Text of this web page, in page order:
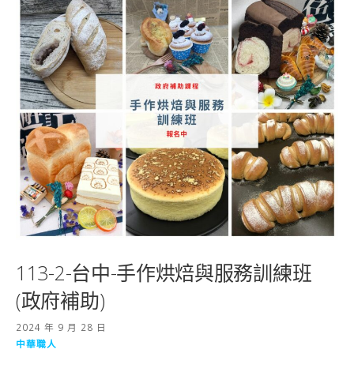
113-2-台中-手作烘焙與服務訓練班
(政府補助)
2024 年 9 月 28 日
中華職人